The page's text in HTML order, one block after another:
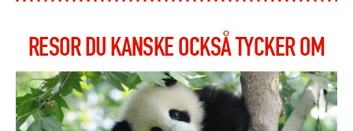
RESOR DU KANSKE OCKSÅ TYCKER OM